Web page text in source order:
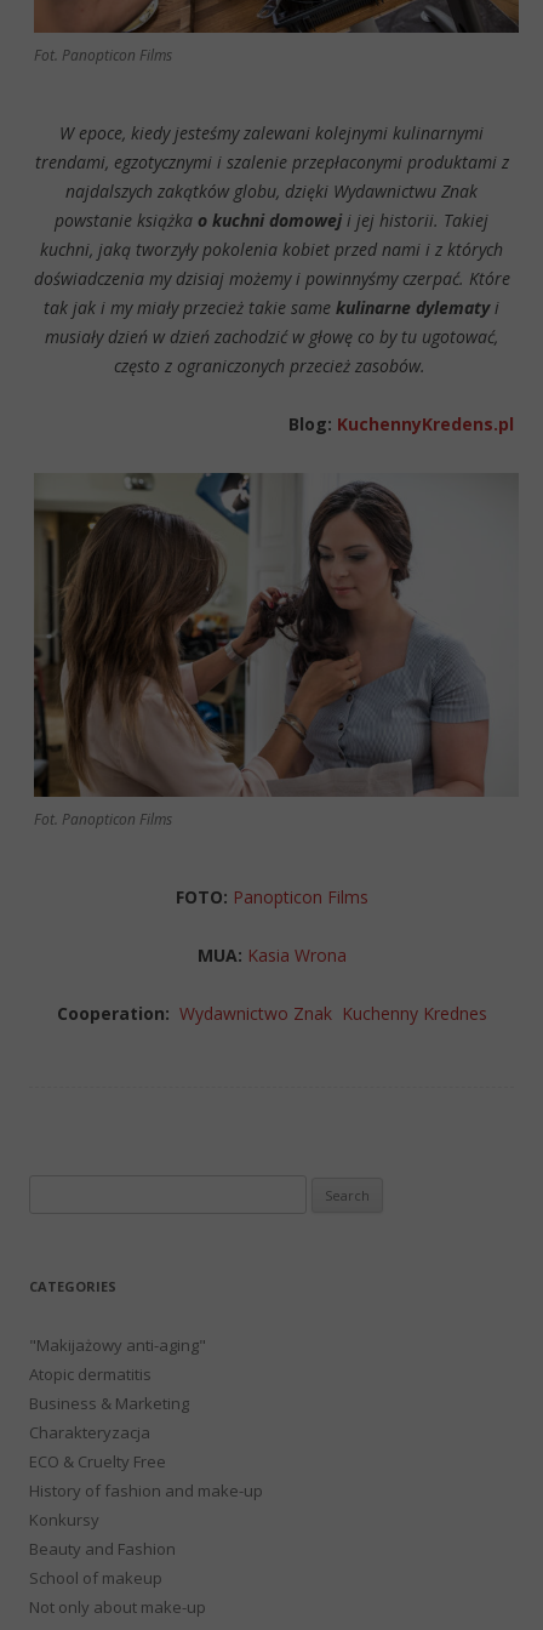
Fot. Panopticon Films
W epoce, kiedy jesteśmy zalewani kolejnymi kulinarnymi
trendami, egzotycznymi i szalenie przepłaconymi produktami z
najdalszych zakątków globu, dzięki Wydawnictwu Znak
powstanie książka o kuchni domowej i jej historii. Takiej
kuchni, jaką tworzyły pokolenia kobiet przed nami i z których
doświadczenia my dzisiaj możemy i powinnyśmy czerpać. Które
tak jak i my miały przecież takie same kulinarne dylematyi
musiały dzień w dzień zachodzić w głowę co by tu ugotować,
często z ograniczonych przecież zasobów.
Blog: KuchennyKredens.pl
Fot. Panopticon Films
FOTO: Panopticon Films
MUA: Kasia Wrona
Cooperation: Wydawnictwo Znak Kuchenny Krednes
CATEGORIES
"Makijażowy anti-aging"
Atopic dermatitis
Business & Marketing
Charakteryzacja
ECO & Cruelty Free
History of fashion and make-up
Konkursy
Beauty and Fashion
School of makeup
Not only about make-up